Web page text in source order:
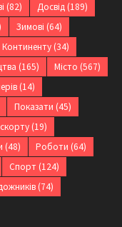
(82) Досвід(189)
Зимові (64)
Континенту(34)
(165) Місто (567)
(14)
Показати (45)
(19)
(48) Роботи (64)
Спорт(124)
(74)